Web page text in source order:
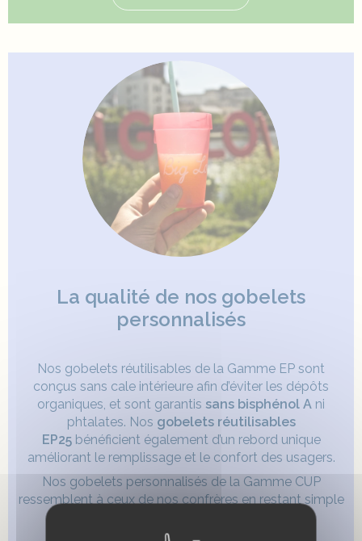
La qualité de nos gobelets
personnalisés
Nos gobelets réutilisables de la Gamme EP sont
conçus sans cale intérieure afin d’éviter les dépôts
organiques, et sont garantis sans bisphénol A ni
phtalates. Nos gobelets réutilisables
EP25bénéficient également d’un rebord unique
améliorant le remplissage et le confort des usagers.
Nos gobelets personnalisés de la Gamme CUP
ressemblent à ceux de nos confrères en restant simple